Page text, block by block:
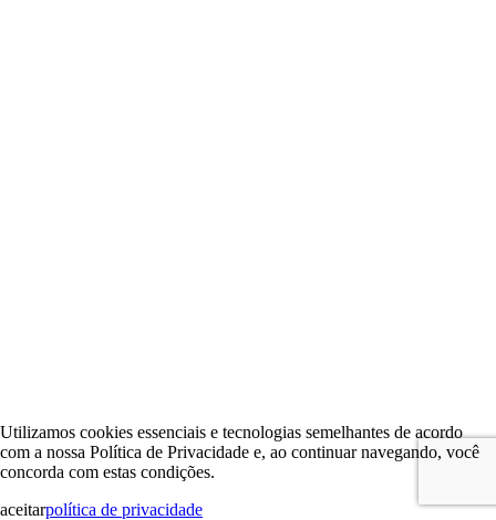
Utilizamos cookies essenciais e tecnologias semelhantes de acordo
com a nossa Política de Privacidade e, ao continuar navegando, você
concorda com estas condições.
aceitarpolítica de privacidade